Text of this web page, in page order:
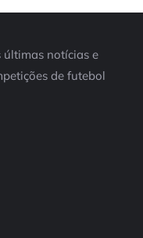
últimas notícias e
de futebol